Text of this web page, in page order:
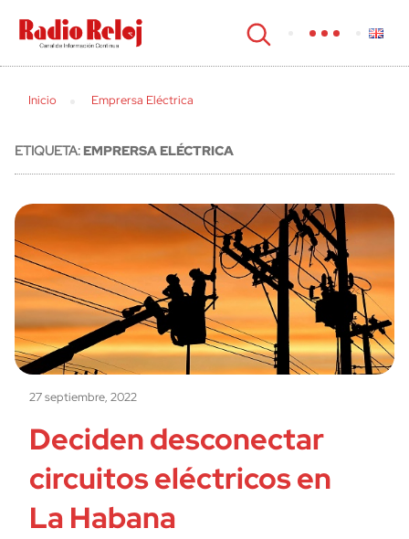
cerrar
Inicio Emprersa Eléctrica
ETIQUETA:EMPRERSA ELÉCTRICA
27 septiembre, 2022
Deciden desconectar
circuitos eléctricos en
La Habana